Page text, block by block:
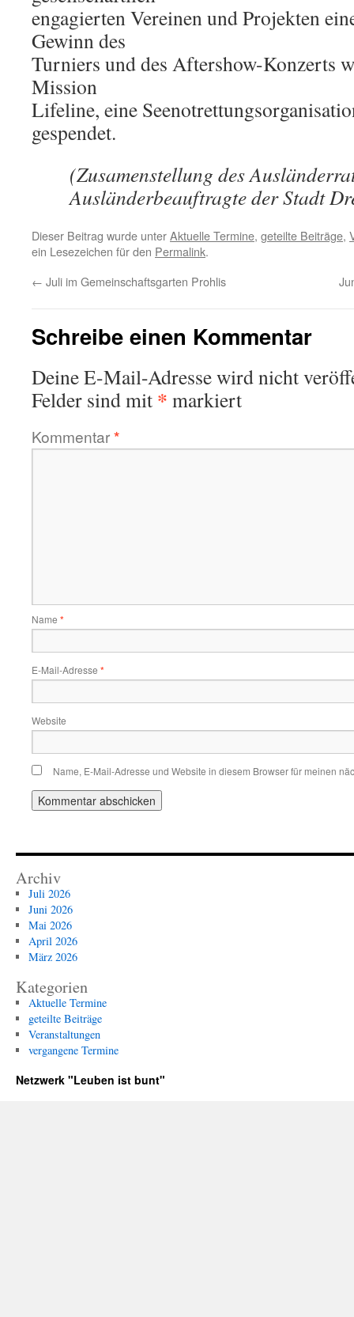
engagierten Vereinen und Projekten
Gewinn des
Turniers und des Aftershow-Konzerts
Mission
Lifeline, eine
gespendet.
(Zusamenstellung des
Ausländerbeauftragte der Stadt
Dieser Beitrag wurde unterAktuelle Termine, geteilte Beiträge,
ein Lesezeichen für den Permalink.
← Juli im Gemeinschaftsgarten Prohlis
Schreibe einen Kommentar
Deine E-Mail-Adresse wird nicht
Felder sind mit * markiert
Kommentar*
Name *
E-Mail-Adresse *
Website
Name, E-Mail-Adresse und Website in diesem Browser für meinen
Archiv
Juli 2026
Juni 2026
Mai 2026
April 2026
März 2026
Kategorien
Aktuelle Termine
geteilte Beiträge
Veranstaltungen
vergangene Termine
Netzwerk "Leuben ist bunt"